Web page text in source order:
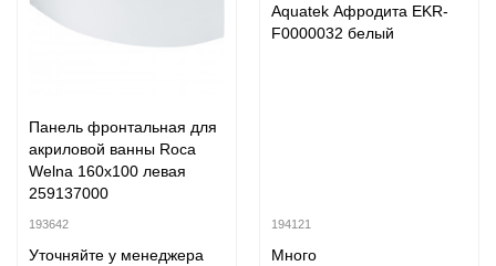
Панель фронтальная для
акриловой ванны Roca
Welna 160x100 левая
259137000
193642
Уточняйте у менеджера
Aquatek Афродита EKR-
F0000032 белый
194121
Много